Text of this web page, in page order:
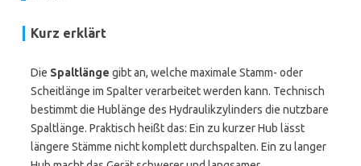
Kurz erklärt
Die Spaltlänge gibt an, welche maximale Stamm- oder
Scheitlänge im Spalter verarbeitet werden kann. Technisch
bestimmt die Hublänge des Hydraulikzylinders die nutzbare
Spaltlänge. Praktisch heißt das: Ein zu kurzer Hub lässt
längere Stämme nicht komplett durchspalten. Ein zu langer